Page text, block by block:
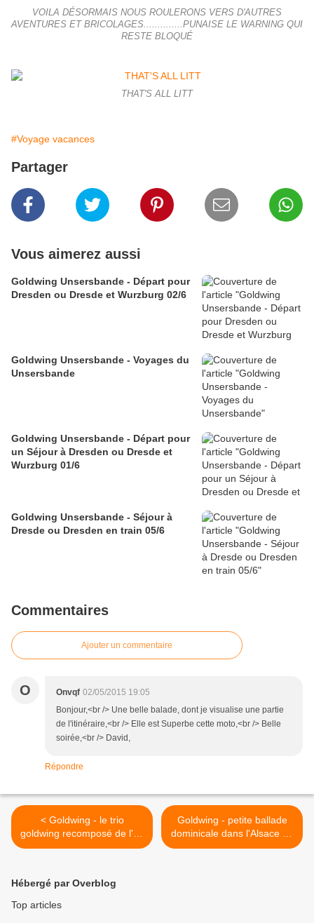
VOILA DÉSORMAIS NOUS ROULERONS VERS D'AUTRES
AVENTURES ET BRICOLAGES..............PUNAISE LE WARNING QUI
RESTE BLOQUÉ
THAT'S ALL LITT
#Voyage vacances
Partager
Vous aimerez aussi
Goldwing Unsersbande - Départ pour
Dresden ou Dresde et Wurzburg 02/6
Goldwing Unsersbande - Voyages du
Unsersbande
Goldwing Unsersbande - Départ pour
un Séjour à Dresden ou Dresde et
Wurzburg 01/6
Goldwing Unsersbande - Séjour à
Dresde ou Dresden en train 05/6
Commentaires
Ajouter un commentaire
O Onvqf 02/05/2015 19:05
Bonjour,<br /> Une belle balade, dont je visualise une partie
de l'itinéraire,<br /> Elle est Superbe cette moto,<br /> Belle
soirée,<br /> David,
Répondre
< Goldwing - le trio
goldwing recomposé de l'an
passé
Goldwing - petite ballade
dominicale dans l'Alsace du
Nord >
Hébergé par Overblog
Top articles